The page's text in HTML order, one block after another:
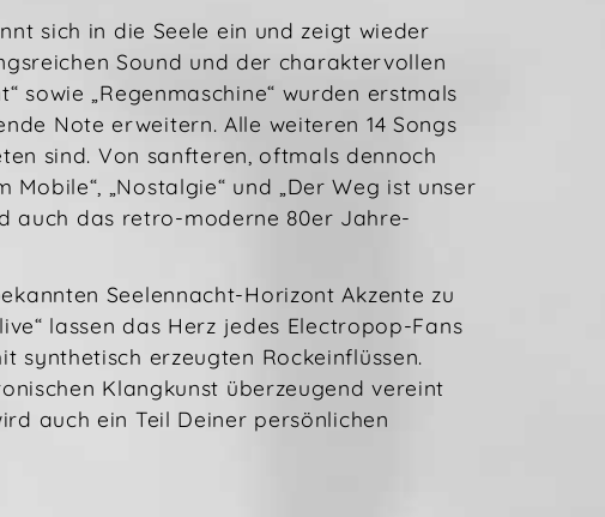
sich in die Seele ein und zeigt wieder
Sound und der charaktervollen
sowie „Regenmaschine“ wurden erstmals
Note erweitern. Alle weiteren 14 Songs
sind. Von sanfteren, oftmals dennoch
Mobile“, „Nostalgie“ und „Der Weg ist unser
auch das retro-moderne 80er Jahre-
Seelennacht-Horizont Akzente zu
lassen das Herz jedes Electropop-Fans
synthetisch erzeugten Rockeinflüssen.
Klangkunst überzeugend vereint
auch ein Teil Deiner persönlichen